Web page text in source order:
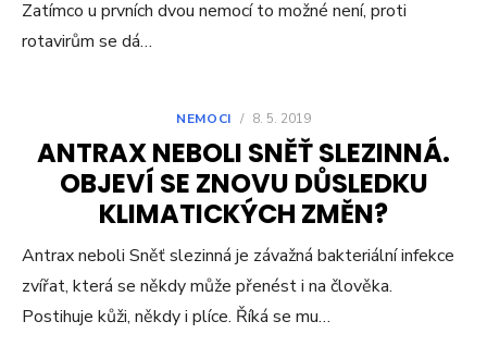
Zatímco u prvních dvou nemocí to možné není, proti
rotavirům se dá…
NEMOCI / 8. 5. 2019
ANTRAX NEBOLI SNĚŤ SLEZINNÁ.
OBJEVÍ SE ZNOVU DŮSLEDKU
KLIMATICKÝCH ZMĚN?
Antrax neboli Sněť slezinná je závažná bakteriální infekce
zvířat, která se někdy může přenést i na člověka.
Postihuje kůži, někdy i plíce. Říká se mu…